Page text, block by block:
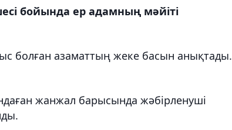
бойында ер адамның мәйіті
болған азаматтың жеке басын анықтады.
жанжал барысында жәбірленуші